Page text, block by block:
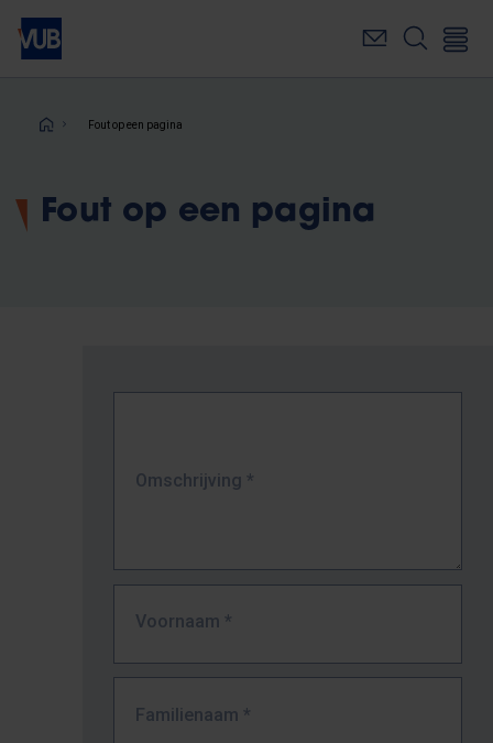
Overslaan
naar
inhoudKruimelpad
Fout op een pagina
Fout op een pagina
Omschrijving *
Voornaam *
Familienaam *